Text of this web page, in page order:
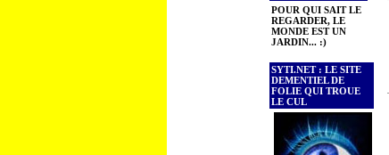
POUR QUI SAIT LE
REGARDER, LE
MONDE EST UN
JARDIN... :)
SYTI.NET : LE SITE
DEMENTIEL DE
FOLIE QUI TROUE
LE CUL